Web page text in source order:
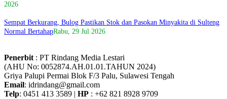
2026
Sempat Berkurang, Bulog Pastikan Stok dan Pasokan Minyakita di Sulteng
Normal BertahapRabu, 29 Jul 2026
Penerbit : PT Rindang Media Lestari
(AHU No: 0052874.AH.01.01.TAHUN 2024)
Griya Palupi Permai Blok F/3 Palu, Sulawesi Tengah
Email: idrindang@gmail.com
Telp: 0451 413 3589 | HP : +62 821 8928 9709